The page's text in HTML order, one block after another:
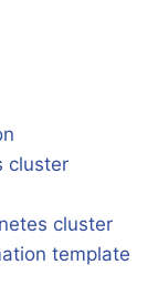
cluster
cluster
template